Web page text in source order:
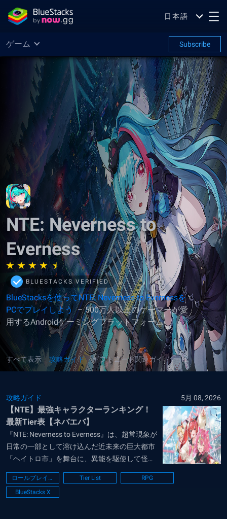
日本語
ゲーム Subscribe
NTE: Neverness to
Everness
BLUESTACKS VERIFIED
BlueStacksを使ってNTE: Neverness to Evernessを
PCでプレイしよう – 500万人以上のゲーマーが愛
用するAndroidゲーミングプラットフォーム
すべて表示 攻略ガイド ギフトコード関連ガイド
攻略ガイド 5月 08, 2026
【NTE】最強キャラクターランキング！
最新Tier表【ネバエバ】
『NTE: Neverness to Everness』は、超常現象が
日常の一部として溶け込んだ近未来の巨大都市
「ヘイトロ市」を舞台に、異能を駆使して怪異
に立ち向かうアーバンファンタジー・オープン
ワールドRPGであり、スタイリッシュなアクシ
ョンバトルと自由度の高い都市生活が融合した
ロールプレイング Tier List
RPG
BlueStacks X